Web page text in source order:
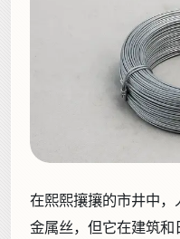
在熙熙攘攘的市井中
金属丝，但它在建筑